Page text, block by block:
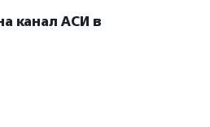
канал АСИ в